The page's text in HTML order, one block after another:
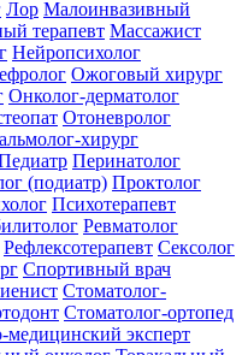
Лор Малоинвазивный
терапевт Массажист
Нейропсихолог
Ожоговый хирург
Онколог-дерматолог
Отоневролог
хирург
Перинатолог
(подиатр) Проктолог
Психотерапевт
Ревматолог
Рефлексотерапевт Сексолог
Спортивный врач
Стоматолог-
Стоматолог-ортопед
медицинский эксперт